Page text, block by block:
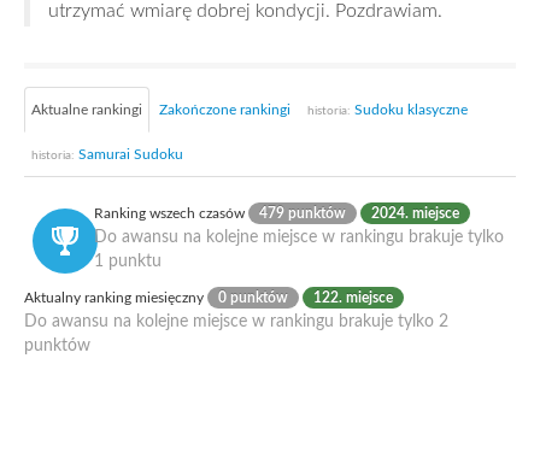
utrzymać wmiarę dobrej kondycji. Pozdrawiam.
Aktualne rankingi Zakończone rankingi historia: Sudoku klasyczne
historia: Samurai Sudoku
Ranking wszech czasów 479 punktów 2024. miejsce
Do awansu na kolejne miejsce w rankingu brakuje tylko
1 punktu
Aktualny ranking miesięczny 0 punktów 122. miejsce
Do awansu na kolejne miejsce w rankingu brakuje tylko 2
punktów